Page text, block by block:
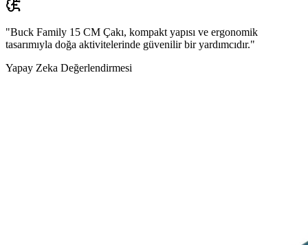
"Buck Family 15 CM Çakı, kompakt yapısı ve ergonomik
tasarımıyla doğa aktivitelerinde güvenilir bir yardımcıdır."
Yapay Zeka Değerlendirmesi